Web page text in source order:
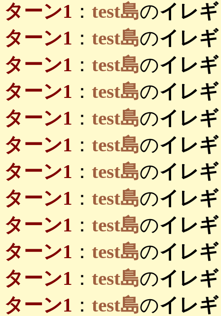
ターン1 ： test島のイレ
ターン1 ： test島のイレ
ターン1 ： test島のイレ
ターン1 ： test島のイレ
ターン1 ： test島のイレ
ターン1 ： test島のイレ
ターン1 ： test島のイレ
ターン1 ： test島のイレ
ターン1 ： test島のイレ
ターン1 ： test島のイレ
ターン1 ： test島のイレ
ターン1 ： test島のイレ